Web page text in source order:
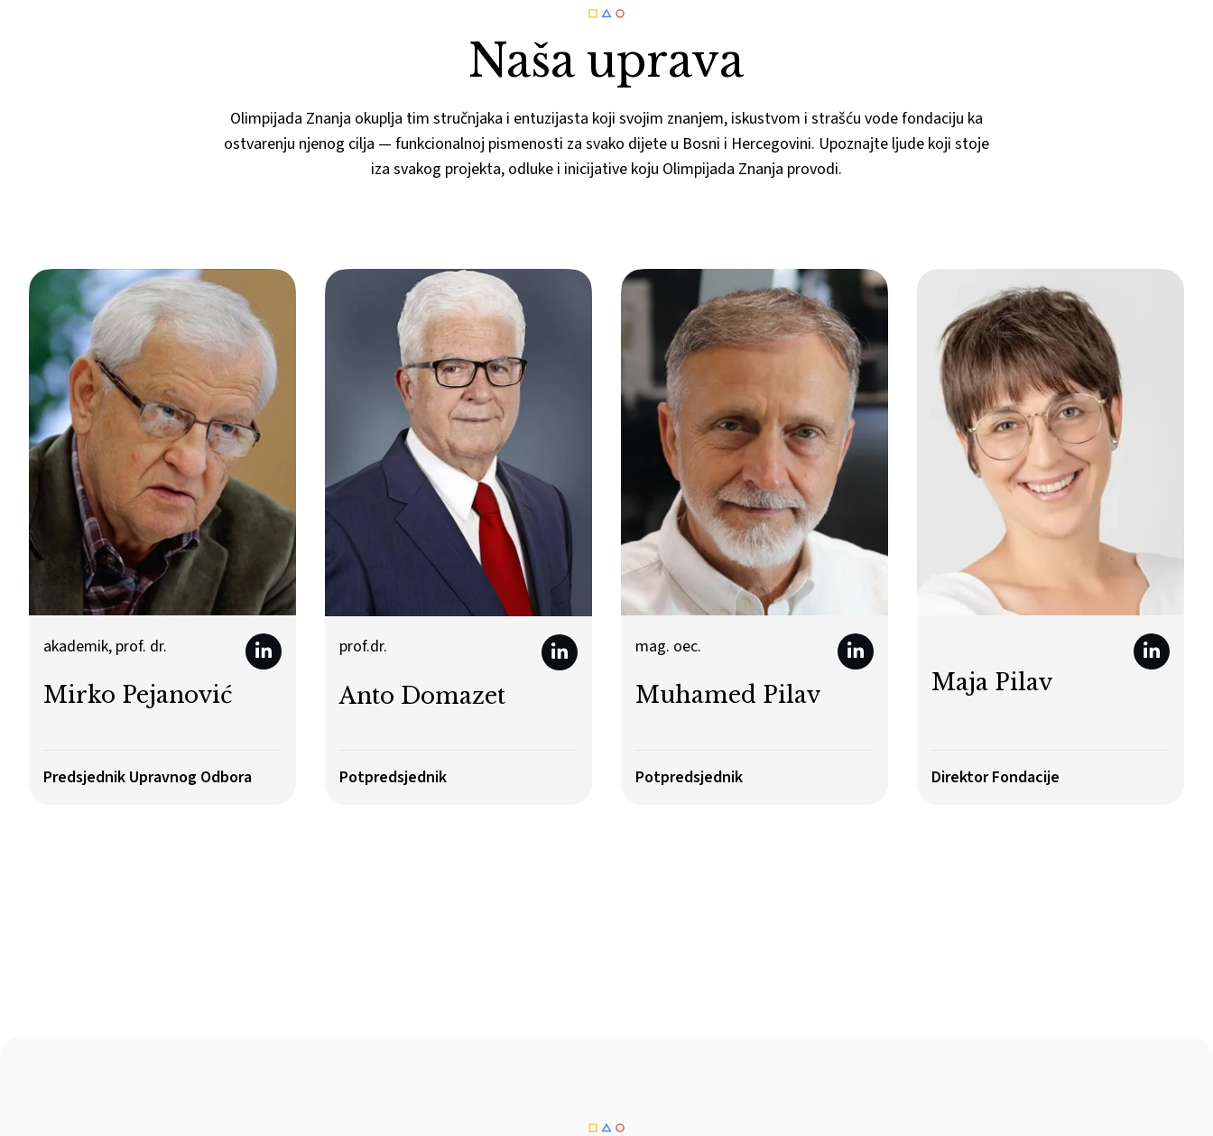
Naša uprava
Olimpijada Znanja okuplja tim stručnjaka i entuzijasta koji svojim znanjem, iskustvom i strašću vode fondaciju ka
ostvarenju njenog cilja — funkcionalnoj pismenosti za svako dijete u Bosni i Hercegovini. Upoznajte ljude koji stoje
iza svakog projekta, odluke i inicijative koju Olimpijada Znanja provodi.
akademik, prof. dr.
Mirko Pejanović
Predsjednik Upravnog Odbora
prof.dr.
Anto Domazet
Potpredsjednik
mag. oec.
Muhamed Pilav
Potpredsjednik
Maja Pilav
Direktor Fondacije